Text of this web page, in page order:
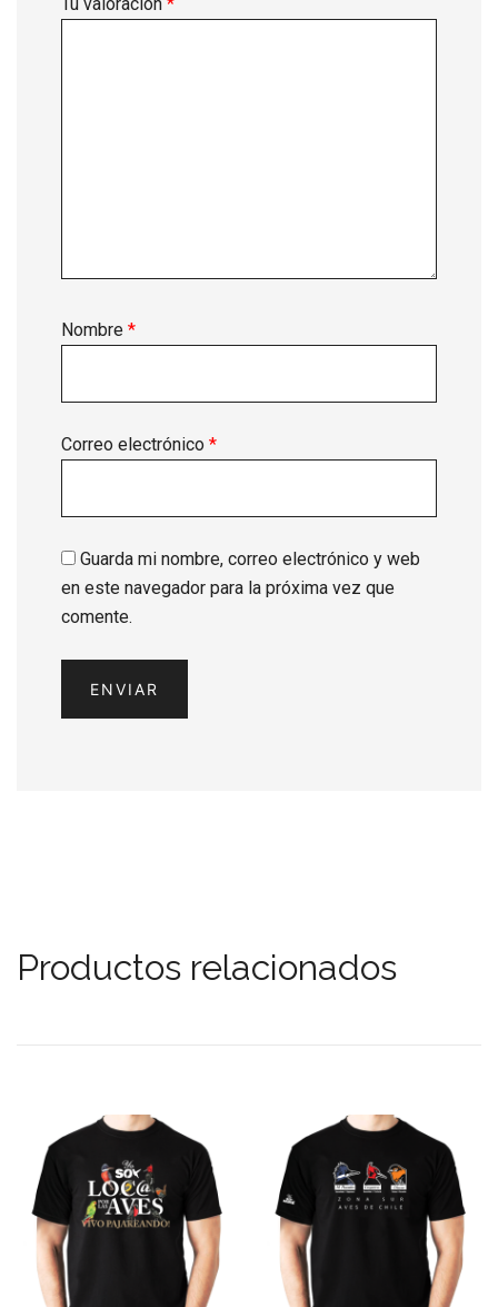
Tu valoración *
Nombre *
Correo electrónico *
Guarda mi nombre, correo electrónico y web
en este navegador para la próxima vez que
comente.
Productos relacionados